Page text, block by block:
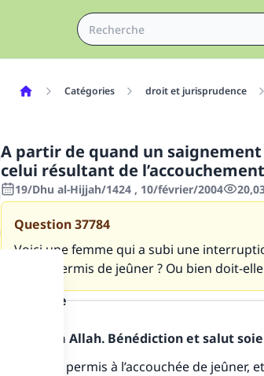
Catégories droit et jurisprudence
A partir de quand un
celui résultant de
19/Dhu al-Hijjah/1424 , 10/février/2004
Question37784
Voici une femme qui a subi une
lui est permis de jeûner ? Ou bien doit-
la réponse
Louange à Allah. Bénédiction et salut
Il n’est pas permis à l’accouchée de